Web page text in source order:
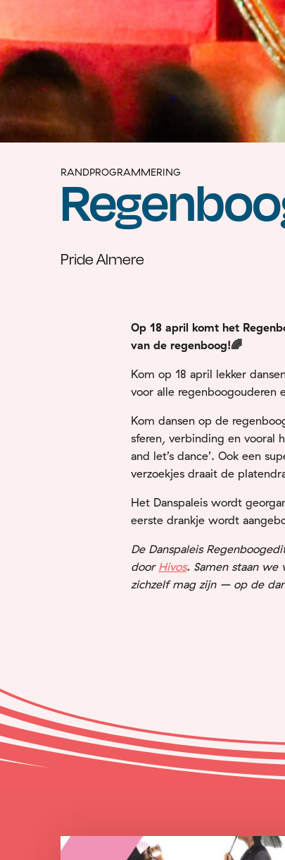
RANDPROGRAMMERING
Pride Almere
Op 18 april komt het
van de regenboog!🌈
Kom op 18 april lekker
voor alle regenboogouderen
Kom dansen op de
sferen, verbinding en vooral
and let’s dance’. Ook een
verzoekjes draait de
Het Danspaleis wordt
eerste drankje wordt
De Danspaleis
door Hivos. Samen staan we
zichzelf mag zijn – op de